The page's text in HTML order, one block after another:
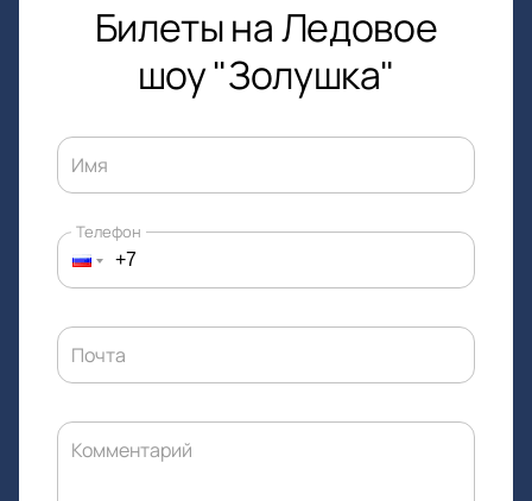
Билеты на Ледовое
шоу "Золушка"
Имя
Телефон
Почта
Комментарий